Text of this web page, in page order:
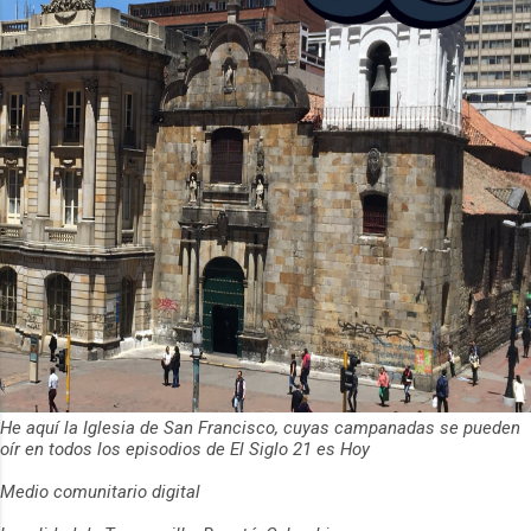
He aquí la Iglesia de San Francisco, cuyas campanadas se pueden
oír en todos los episodios de El Siglo 21 es Hoy
Medio comunitario digital